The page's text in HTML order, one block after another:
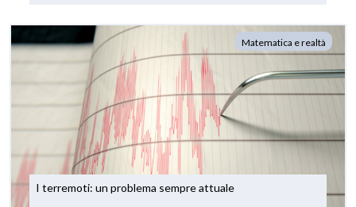
Matematica e realtà
I terremoti: un problema sempre attuale